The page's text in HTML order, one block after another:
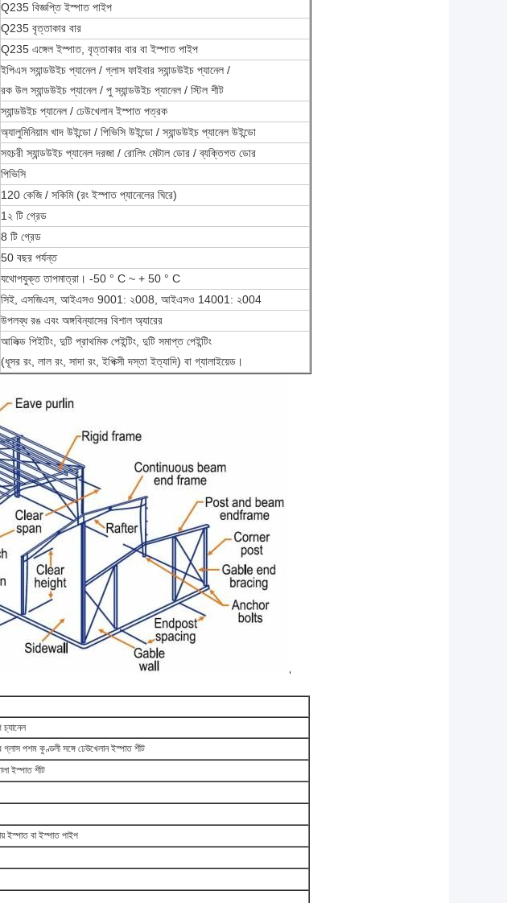
Q235 বিজ্ঞপ্তি ইস্পাত পাইপ
Q235 বৃত্তাকার বার
Q235 এঙ্গেল ইস্পাত, বৃত্তাকার বার বা ইস্পাত পাইপ
ইপিএস স্যান্ডউইচ প্যানেল / গ্লাস ফাইবার স্যান্ডউইচ প্যানেল /
রক উল স্যান্ডউইচ প্যানেল / পু স্যান্ডউইচ প্যানেল / স্টিল শীট
স্যান্ডউইচ প্যানেল / ঢেউখেলান ইস্পাত পত্রক
অ্যালুমিনিয়াম খাদ উইন্ডো / পিভিসি উইন্ডো / স্যান্ডউইচ প্যানেল উইন্ডো
সহচরী স্যান্ডউইচ প্যানেল দরজা / রোলিং মেটাল ডোর / ব্যক্তিগত ডোর
পিভিসি
120 কেজি / সকিমি (রং ইস্পাত প্যানেলের ঘিরে)
1২ টি গ্রেড
8 টি গ্রেড
50 বছর পর্যন্ত
যথোপযুক্ত তাপমাত্রা। -50 ° C ~ + 50 ° C
সিই, এসজিএস, আইএসও 9001: ২008, আইএসও 14001: ২004
উপলব্ধ রঙ এবং অঙ্গবিন্যাসের বিশাল অ্যারের
আলিক্ড পিইটিং, দুটি প্রাথমিক পেইন্টিং, দুটি সমাপ্ত পেইন্টিং
(ধূসর রং, লাল রং, সাদা রং, ইপিক্সী দস্তা ইত্যাদি) বা গ্যালাইয়েড।
চ্যানেল
গ্লাস পশম কুণ্ডলী সঙ্গে ঢেউখেলান ইস্পাত শীট
ইস্পাত শীট
ইস্পাত বা ইস্পাত পাইপ